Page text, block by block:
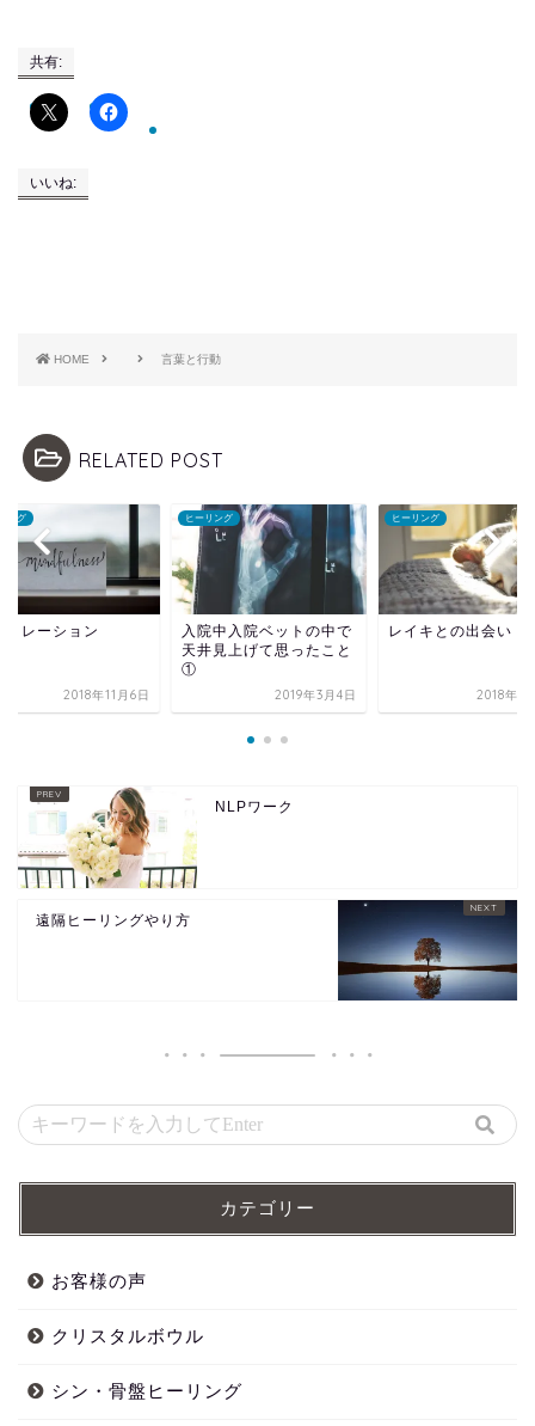
共有:
いいね:
HOME 言葉と行動
RELATED POST
ング
ミレーション
2018年11月6日
ヒーリング
入院中入院ベットの中で
天井見上げて思ったこと
①
2019年3月4日
ヒーリング
レイキとの出会い
2018年11
NLPワーク
遠隔ヒーリングやり方
カテゴリー
お客様の声
クリスタルボウル
シン・骨盤ヒーリング